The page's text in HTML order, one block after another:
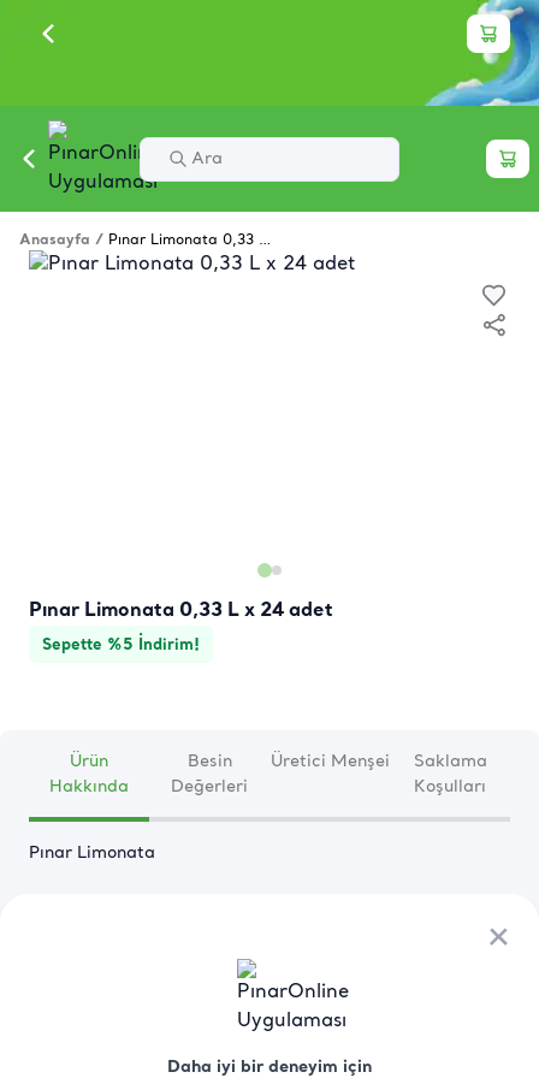
×
Daha iyi bir deneyim için
×
Daha iyi bir deneyim için
Anasayfa / Pınar Limonata 0,33 L x 24 adet
Pınar Limonata 0,33 L x 24 adet
Sepette %5 İndirim!
Ürün
Hakkında
Besin
Değerleri
Üretici Menşei
Saklama
Koşulları
Pınar Limonata